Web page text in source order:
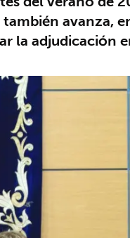
avanza,
la adjudicación